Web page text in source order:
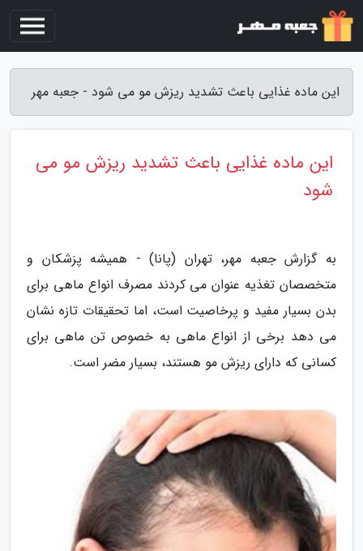
این ماده غذایی باعث تشدید ریزش مو می شود - جعبه مهر
این ماده غذایی باعث تشدید ریزش مو می
شود
به گزارش جعبه مهر، تهران (پانا) - همیشه پزشکان و
متخصصان تغذیه عنوان می کردند مصرف انواع ماهی برای
بدن بسیار مفید و پرخاصیت است، اما تحقیقات تازه نشان
می دهد برخی از انواع ماهی به خصوص تن ماهی برای
کسانی که دارای ریزش مو هستند، بسیار مضر است.